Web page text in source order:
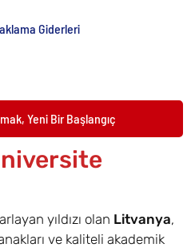
Giderleri
Yeni Bir Başlangıç
yıldızı olan Litvanya,
ve kaliteli akademik